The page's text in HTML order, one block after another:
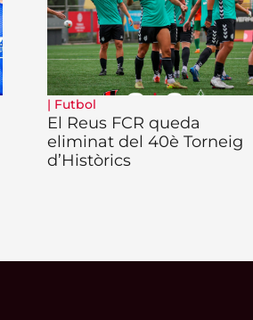
| Futbol
El Reus FCR queda
eliminat del 40è Torneig
d’Històrics